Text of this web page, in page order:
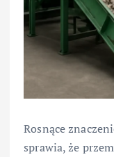
Rosnące
sprawia, że